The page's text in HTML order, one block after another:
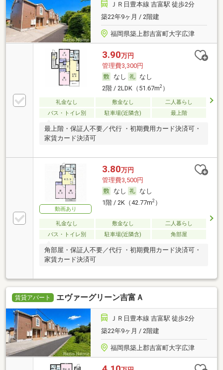
ＪＲ日豊本線 吉富駅 徒歩2分
築22年9ヶ月 / 2階建
福岡県築上郡吉富町大字広津
3.90万円
管理費3,300円
なし
なし
2階 / 2LDK（51.67m2）
礼金なし 敷金なし
二人暮らし
バス・トイレ別
駐車場(近隣含) 最上階
最上階・保証人不要／代行 ・初期費用カード決済可・
家賃カード決済可
動画あり
3.80万円
管理費3,500円
なし
なし
1階 / 2K（42.77m2）
礼金なし 敷金なし
二人暮らし
バス・トイレ別
駐車場(近隣含) 角部屋
角部屋・保証人不要／代行 ・初期費用カード決済可・
家賃カード決済可
賃貸アパート エヴァーグリーン吉富Ａ
ＪＲ日豊本線 吉富駅 徒歩2分
築22年9ヶ月 / 2階建
福岡県築上郡吉富町大字広津